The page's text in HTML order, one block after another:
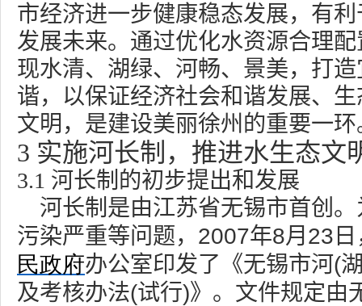
市经济进一步健康稳态发展，有
发展未来。通过优化水资源合理
现水清、湖绿、河畅、景美，打
谐，以保证经济社会和谐发展、
文明，是建设美丽徐州的重要一环
3 实施河长制，推进水生态文
3.1 河长制的初步提出和发展
河长制是由江苏省无锡市首创
污染严重等问题， 2007年8月 23
民政府办公室印发了《无锡市河(
及考核办法(试行)》。文件规定由